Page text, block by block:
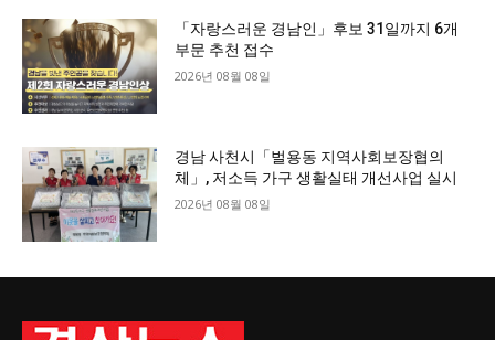
「자랑스러운 경남인」후보 31일까지 6개
부문 추천 접수
2026년 08월 08일
경남 사천시「벌용동 지역사회보장협의
체」, 저소득 가구 생활실태 개선사업 실시
2026년 08월 08일